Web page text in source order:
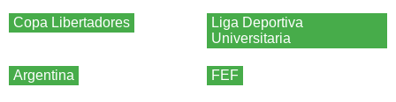
Copa Libertadores
Liga Deportiva
Universitaria
Argentina FEF